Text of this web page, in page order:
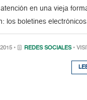
en una vieja
los boletines
• REDES SOCIALES •